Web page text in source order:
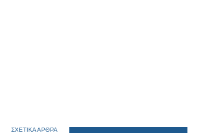
ΣΧΕΤΙΚΑ ΑΡΘΡΑ